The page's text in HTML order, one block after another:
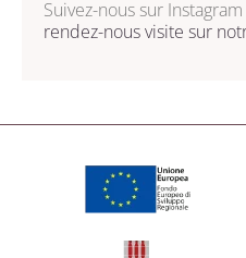
Suivez-nous sur Instagram
rendez-nous visite sur